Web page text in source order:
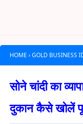
HOME › GOLD BUSINESS
सोने चांदी का
दुकान कैसे खोलें